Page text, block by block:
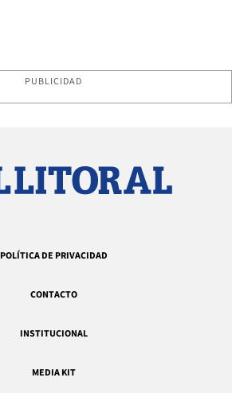
PUBLICIDAD
POLÍTICA DE PRIVACIDAD
CONTACTO
INSTITUCIONAL
MEDIA KIT